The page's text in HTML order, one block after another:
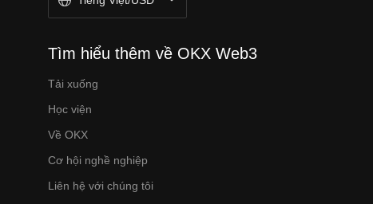
Tìm hiểu thêm về OKX Web3
Tải xuống
Học viện
Về OKX
Cơ hội nghề nghiệp
Liên hệ với chúng tôi